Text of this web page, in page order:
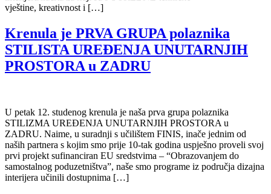
vještine, kreativnost i […]
Krenula je PRVA GRUPA polaznika
STILISTA UREĐENJA UNUTARNJIH
PROSTORA u ZADRU
U petak 12. studenog krenula je naša prva grupa polaznika
STILIZMA UREĐENJA UNUTARNJIH PROSTORA u
ZADRU. Naime, u suradnji s učilištem FINIS, inače jednim od
naših partnera s kojim smo prije 10-tak godina uspješno proveli svoj
prvi projekt sufinanciran EU sredstvima – “Obrazovanjem do
samostalnog poduzetništva”, naše smo programe iz područja dizajna
interijera učinili dostupnima […]